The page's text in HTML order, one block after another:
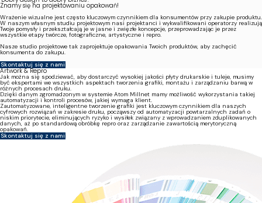
Znamy się na projektowaniu opakowań!
Wrażenie wizualne jest często kluczowym czynnikiem dla konsumentów przy zakupie produktu.
W naszym własnym studiu projektowym nasi projektanci i wykwalifikowani operatorzy realizują
Twoje pomysły i przekształcają je w jasne i zwięzłe koncepcje, przeprowadzając je przez
wszystkie etapy twórcze, fotograficzne, artystyczne i repro.
Nasze studio projektowe tak zaprojektuje opakowania Twoich produktów, aby zachęcić
konsumenta do zakupu.
Skontaktuj się z nami
Artwork & Repro
Jak można się spodziewać, aby dostarczyć wysokiej jakości płyty drukarskie i tuleje, musimy
być ekspertami we wszystkich aspektach tworzenia grafiki, montażu i zarządzaniu barwą w
różnych procesach druku.
Dzięki danym zgromadzonym w systemie Atom Millnet mamy możliwość wykorzystania takiej
automatyzacji i kontroli procesów, jakiej wymaga klient.
Zautomatyzowane, inteligentne tworzenie grafiki jest kluczowym czynnikiem dla naszych
cyfrowych rozwiązań w zakresie druku, począwszy od automatyzacji powtarzalnych zadań o
niskim priorytecie, eliminujących ryzyko i wysiłek związany z wprowadzaniem zduplikowanych
danych, aż po standardową obróbkę repro oraz zarządzanie zawartością merytoryczną
opakowań.
Skontaktuj się z nami